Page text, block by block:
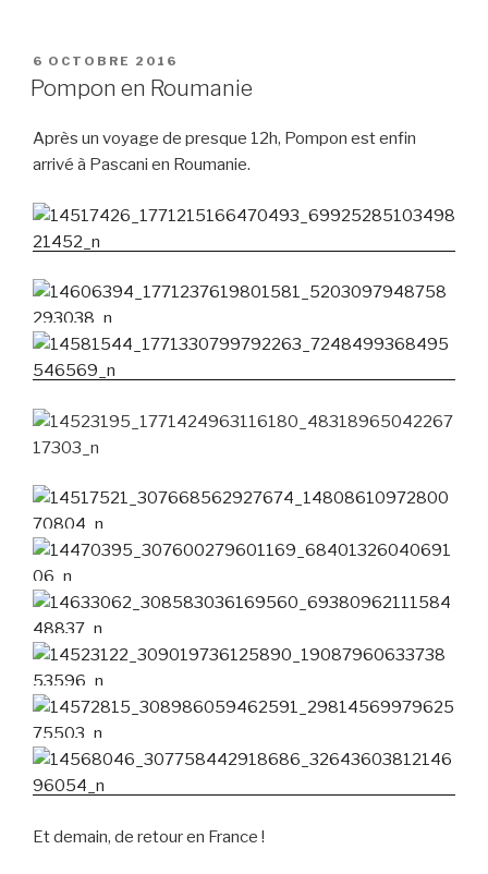
PUBLIÉ
LE
6 OCTOBRE 2016
Pompon en Roumanie
Après un voyage de presque 12h, Pompon est enfin
arrivé à Pascani en Roumanie.
Et demain, de retour en France !